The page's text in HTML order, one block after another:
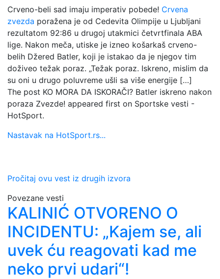
Crveno-beli sad imaju imperativ pobede! Crvena
zvezda poražena je od Cedevita Olimpije u Ljubljani
rezultatom 92:86 u drugoj utakmici četvrtfinala ABA
lige. Nakon meča, utiske je izneo košarkaš crveno-
belih Džered Batler, koji je istakao da je njegov tim
doživeo težak poraz. „Težak poraz. Iskreno, mislim da
su oni u drugo poluvreme ušli sa više energije […]
The post KO MORA DA ISKORAČI? Batler iskreno nakon
poraza Zvezde! appeared first on Sportske vesti -
HotSport.
Nastavak na HotSport.rs...
Pročitaj ovu vest iz drugih izvora
Povezane vesti
KALINIĆ OTVORENO O
INCIDENTU: „Kajem se, ali
uvek ću reagovati kad me
neko prvi udari“!